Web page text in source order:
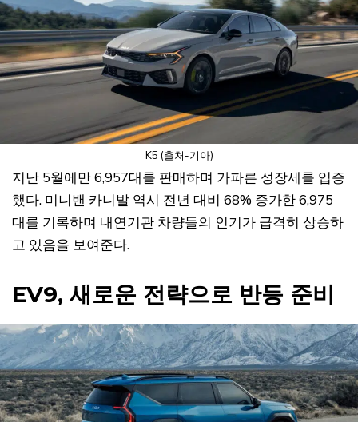
K5 (출처-기아)
지난 5월에만 6,957대를 판매하며 가파른 성장세를 입증
했다. 미니밴 카니발 역시 전년 대비 68% 증가한 6,975
대를 기록하며 내연기관 차량들의 인기가 급격히 상승하
고 있음을 보여준다.
EV9, 새로운 전략으로 반등 준비